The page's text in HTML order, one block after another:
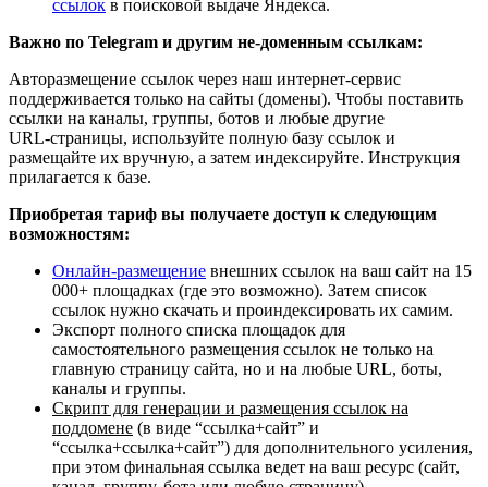
ссылок в поисковой выдаче Яндекса.
Важно по Telegram и другим не‑доменным ссылкам:
Авторазмещение ссылок через наш интернет-сервис
поддерживается только на сайты (домены). Чтобы поставить
ссылки на каналы, группы, ботов и любые другие
URL‑страницы, используйте полную базу ссылок и
размещайте их вручную, а затем индексируйте. Инструкция
прилагается к базе.
Приобретая тариф вы получаете доступ к следующим
возможностям:
Онлайн‑размещение внешних ссылок на ваш сайт на 15
000+ площадках (где это возможно). Затем список
ссылок нужно скачать и проиндексировать их самим.
Экспорт полного списка площадок для
самостоятельного размещения ссылок не только на
главную страницу сайта, но и на любые URL, боты,
каналы и группы.
Скрипт для генерации и размещения ссылок на
поддомене (в виде “ссылка+сайт” и
“ссылка+ссылка+сайт”) для дополнительного усиления,
при этом финальная ссылка ведет на ваш ресурс (сайт,